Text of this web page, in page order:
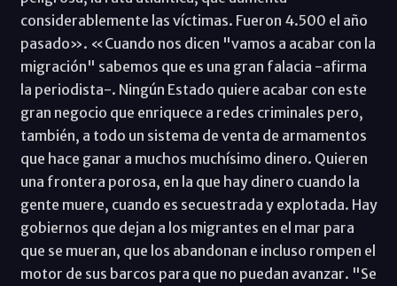
considerablemente las víctimas. Fueron 4.500 el año
pasado». «Cuando nos dicen "vamos a acabar con la
migración" sabemos que es una gran falacia -afirma
la periodista-. Ningún Estado quiere acabar con este
gran negocio que enriquece a redes criminales pero,
también, a todo un sistema de venta de armamentos
que hace ganar a muchos muchísimo dinero. Quieren
una frontera porosa, en la que hay dinero cuando la
gente muere, cuando es secuestrada y explotada. Hay
gobiernos que dejan a los migrantes en el mar para
que se mueran, que los abandonan e incluso rompen el
motor de sus barcos para que no puedan avanzar. "Se